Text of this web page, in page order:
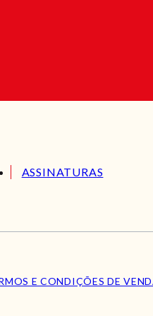
ASSINATURAS
E CONDIÇÕES DE